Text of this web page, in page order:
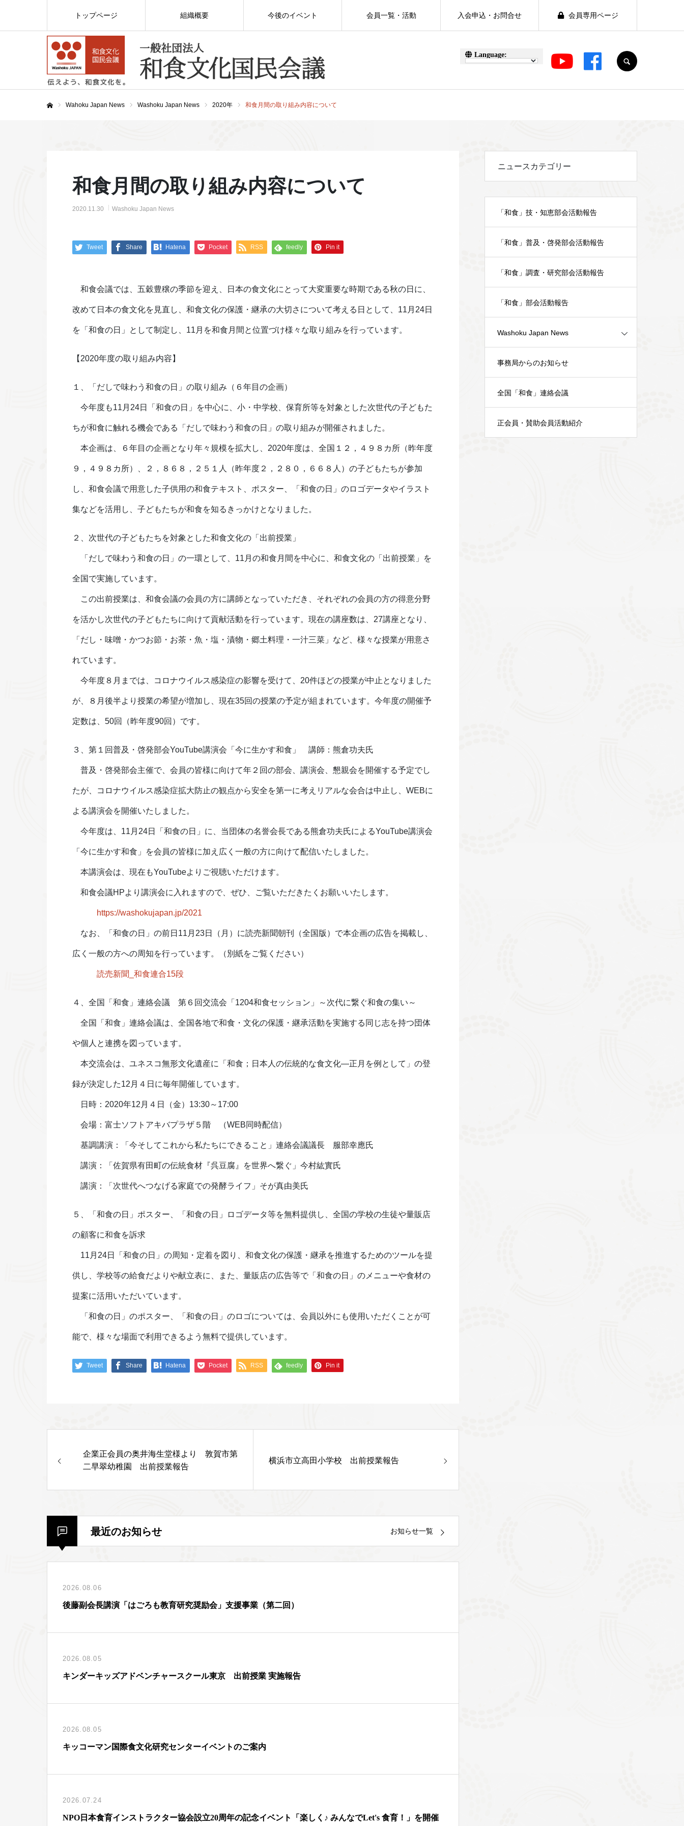
SEARCH
トップページ 組織概要 今後のイベント 会員一覧・活動 入会申込・お問合せ 会員専用ページ
Wahoku Japan News Washoku Japan News 2020年 和食月間の取り組み内容について
和食月間の取り組み内容について
2020.11.30 Washoku Japan News
Tweet Share Hatena Pocket RSS feedly Pin it
和食会議では、五穀豊穣の季節を迎え、日本の食文化にとって大変重要な時期である秋の日に、
改めて日本の食文化を見直し、和食文化の保護・継承の大切さについて考える日として、11月24日
を「和食の日」として制定し、11月を和食月間と位置づけ様々な取り組みを行っています。
【2020年度の取り組み内容】
１、「だしで味わう和食の日」の取り組み（６年目の企画）
今年度も11月24日「和食の日」を中心に、小・中学校、保育所等を対象とした次世代の子どもた
ちが和食に触れる機会である「だしで味わう和食の日」の取り組みが開催されました。
本企画は、６年目の企画となり年々規模を拡大し、2020年度は、全国１２，４９８カ所（昨年度
９，４９８カ所）、２，８６８，２５１人（昨年度２，２８０，６６８人）の子どもたちが参加
し、和食会議で用意した子供用の和食テキスト、ポスター、「和食の日」のロゴデータやイラスト
集などを活用し、子どもたちが和食を知るきっかけとなりました。
２、次世代の子どもたちを対象とした和食文化の「出前授業」
「だしで味わう和食の日」の一環として、11月の和食月間を中心に、和食文化の「出前授業」を
全国で実施しています。
この出前授業は、和食会議の会員の方に講師となっていただき、それぞれの会員の方の得意分野
を活かし次世代の子どもたちに向けて貢献活動を行っています。現在の講座数は、27講座となり、
「だし・味噌・かつお節・お茶・魚・塩・漬物・郷土料理・一汁三菜」など、様々な授業が用意さ
れています。
今年度８月までは、コロナウイルス感染症の影響を受けて、20件ほどの授業が中止となりました
が、８月後半より授業の希望が増加し、現在35回の授業の予定が組まれています。今年度の開催予
定数は、50回（昨年度90回）です。
３、第１回普及・啓発部会YouTube講演会「今に生かす和食」 講師：熊倉功夫氏
普及・啓発部会主催で、会員の皆様に向けて年２回の部会、講演会、懇親会を開催する予定でし
たが、コロナウイルス感染症拡大防止の観点から安全を第一に考えリアルな会合は中止し、WEBに
よる講演会を開催いたしました。
今年度は、11月24日「和食の日」に、当団体の名誉会長である熊倉功夫氏によるYouTube講演会
「今に生かす和食」を会員の皆様に加え広く一般の方に向けて配信いたしました。
本講演会は、現在もYouTubeよりご視聴いただけます。
和食会議HPより講演会に入れますので、ぜひ、ご覧いただきたくお願いいたします。
https://washokujapan.jp/2021
なお、「和食の日」の前日11月23日（月）に読売新聞朝刊（全国版）で本企画の広告を掲載し、
広く一般の方への周知を行っています。（別紙をご覧ください）
読売新聞_和食連合15段
４、全国「和食」連絡会議 第６回交流会「1204和食セッション」～次代に繋ぐ和食の集い～
全国「和食」連絡会議は、全国各地で和食・文化の保護・継承活動を実施する同じ志を持つ団体
や個人と連携を図っています。
本交流会は、ユネスコ無形文化遺産に「和食；日本人の伝統的な食文化―正月を例として」の登
録が決定した12月４日に毎年開催しています。
日時：2020年12月４日（金）13:30～17:00
会場：富士ソフトアキバプラザ５階 （WEB同時配信）
基調講演：「今そしてこれから私たちにできること」連絡会議議長 服部幸應氏
講演：「佐賀県有田町の伝統食材『呉豆腐』を世界へ繋ぐ」今村紘實氏
講演：「次世代へつなげる家庭での発酵ライフ」そが真由美氏
５、「和食の日」ポスター、「和食の日」ロゴデータ等を無料提供し、全国の学校の生徒や量販店
の顧客に和食を訴求
11月24日「和食の日」の周知・定着を図り、和食文化の保護・継承を推進するためのツールを提
供し、学校等の給食だよりや献立表に、また、量販店の広告等で「和食の日」のメニューや食材の
提案に活用いただいています。
「和食の日」のポスター、「和食の日」のロゴについては、会員以外にも使用いただくことが可
能で、様々な場面で利用できるよう無料で提供しています。
Tweet Share Hatena Pocket RSS feedly Pin it
企業正会員の奥井海生堂様より 敦賀市第
二早翠幼稚園 出前授業報告
横浜市立高田小学校 出前授業報告
最近のお知らせ お知らせ一覧
2026.08.06
後藤副会長講演「はごろも教育研究奨励会」支援事業（第二回）
2026.08.05
キンダーキッズアドベンチャースクール東京 出前授業 実施報告
2026.08.05
キッコーマン国際食文化研究センターイベントのご案内
2026.07.24
NPO日本食育インストラクター協会設立20周年の記念イベント「楽しく♪ みんなでLet's 食育！」を開催
ニュースカテゴリー
「和食」技・知恵部会活動報告
「和食」普及・啓発部会活動報告
「和食」調査・研究部会活動報告
「和食」部会活動報告
Washoku Japan News
事務局からのお知らせ
全国「和食」連絡会議
正会員・賛助会員活動紹介